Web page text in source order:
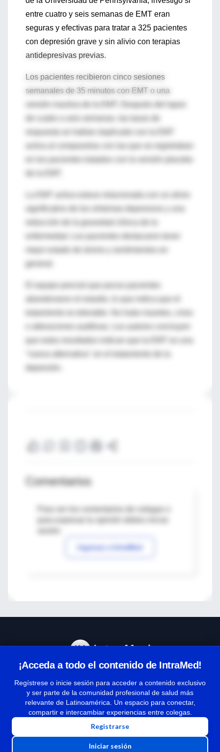
entre cuatro y seis semanas de EMT eran
seguras y efectivas para tratar a 325 pacientes
con depresión grave y sin alivio con terapias
antidepresivas previas.
Los pacientes recibieron cinco sesiones
semanales de 35 minutos con EMT o una
versión inactiva de la EMT. Después del lapso
activa al compararlas con las que se registraban
significativo de los síntomas depresivos y una
general.
El equipo precisó que pocos pacientes
Comentarios
Para ver los comentarios de colegas o
Ingresar a IntraMed
¡Acceda a todo el contenido de IntraMed!
Regístrese o inicie sesión para acceder a contenido exclusivo
y ser parte de la comunidad profesional de salud más
relevante de Latinoamérica. Un espacio para conectar,
compartir e intercambiar experiencias entre colegas.
Registrarse
Iniciar sesión
Términos y condiciones
| Políticas de privacidad
| Todos los derechos reservados | Copyright 1997-2026